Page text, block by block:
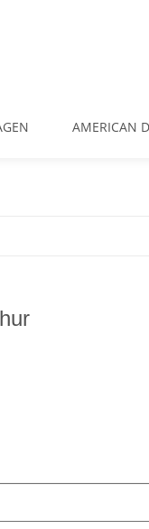
AMERICAN